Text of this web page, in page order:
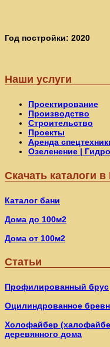
Год постройки: 2020
Наши услуги
Проектирование
Производство
Строительство
Проекты
Аренда
Озеленение |
Скачать каталоги в
Каталог бани
Дома до 100м2
Дома от 100м2
Статьи
Профилированный брус
Оцилиндрованное
Холофайбер
деревянного дома